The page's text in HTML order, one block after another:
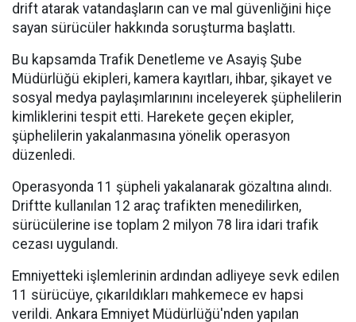
drift atarak vatandaşların can ve mal güvenliğini hiçe
sayan sürücüler hakkında soruşturma başlattı.
Bu kapsamda Trafik Denetleme ve Asayiş Şube
Müdürlüğü ekipleri, kamera kayıtları, ihbar, şikayet ve
sosyal medya paylaşımlarınını inceleyerek şüphelilerin
kimliklerini tespit etti. Harekete geçen ekipler,
şüphelilerin yakalanmasına yönelik operasyon
düzenledi.
Operasyonda 11 şüpheli yakalanarak gözaltına alındı.
Driftte kullanılan 12 araç trafikten menedilirken,
sürücülerine ise toplam 2 milyon 78 lira idari trafik
cezası uygulandı.
Emniyetteki işlemlerinin ardından adliyeye sevk edilen
11 sürücüye, çıkarıldıkları mahkemece ev hapsi
verildi. Ankara Emniyet Müdürlüğü'nden yapılan